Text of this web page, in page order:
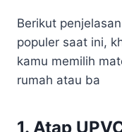
Berikut
populer saat ini,
kamu memilih
rumah atau ba
1. Atap